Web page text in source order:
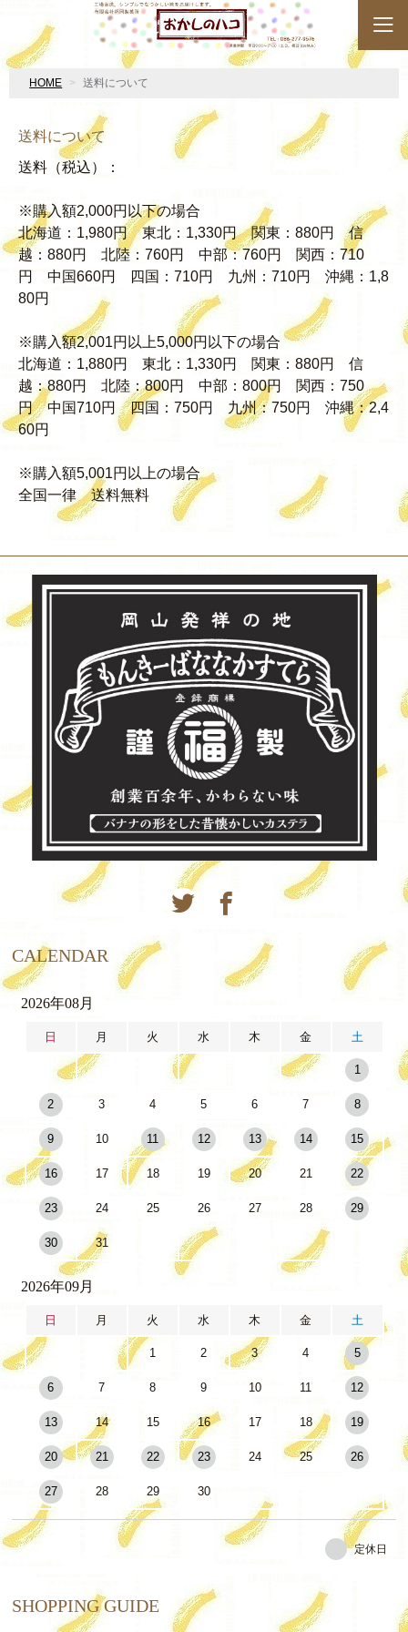
HOME 送料について
送料について
送料（税込）：
※購入額2,000円以下の場合
北海道：1,980円 東北：1,330円 関東：880円 信
越：880円 北陸：760円 中部：760円 関西：710
円 中国660円 四国：710円 九州：710円 沖縄：1,8
80円
※購入額2,001円以上5,000円以下の場合
北海道：1,880円 東北：1,330円 関東：880円 信
越：880円 北陸：800円 中部：800円 関西：750
円 中国710円 四国：750円 九州：750円 沖縄：2,4
60円
※購入額5,001円以上の場合
全国一律 送料無料
CALENDAR
2026年08月
日 月 火 水 木 金 土
1
2 3 4 5 6 7 8
9 10 11 12 13 14 15
16 17 18 19 20 21 22
23 24 25 26 27 28 29
30 31
2026年09月
日 月 火 水 木 金 土
1 2 3 4 5
6 7 8 9 10 11 12
13 14 15 16 17 18 19
20 21 22 23 24 25 26
27 28 29 30
定休日
SHOPPING GUIDE